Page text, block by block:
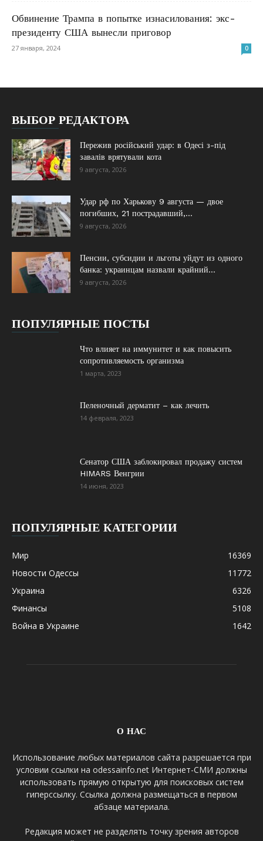
Обвинение Трампа в попытке изнасилования: экс-
президенту США вынесли приговор
27 января, 2024 0
ВЫБОР РЕДАКТОРА
Пережив російський удар: в Одесі з-під
завалів врятували кота
9 августа, 2026
Удар рф по Харькову 9 августа — двое
погибших, 21 пострадавший,...
9 августа, 2026
Пенсии, субсидии и льготы уйдут из одного
банка: украинцам назвали крайний...
9 августа, 2026
ПОПУЛЯРНЫЕ ПОСТЫ
Что влияет на иммунитет и как повысить
сопротивляемость организма
1 марта, 2023
Пеленочный дерматит – как лечить
14 февраля, 2023
Сенатор США заблокировал продажу систем
HIMARS Венгрии
14 июня, 2023
ПОПУЛЯРНЫЕ КАТЕГОРИИ
Мир
16369
Новости Одессы
11772
Украина
6326
Финансы
5108
Война в Украине
1642
О НАС
Использование любых материалов сайта разрешается при
условии ссылки на odessainfo.net Интернет-СМИ должны
использовать прямую открытую для поисковых систем
гиперссылку. Ссылка должна размещаться в первом
абзаце материала.
Редакция может не разделять точку зрения авторов